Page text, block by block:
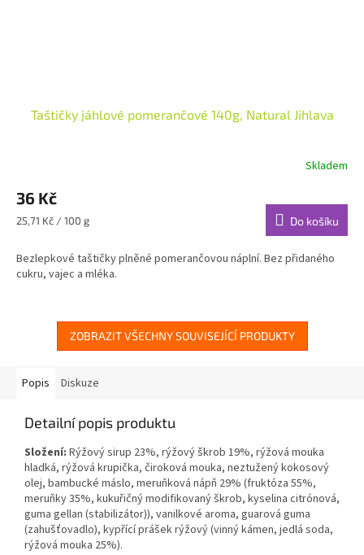
Taštičky jáhlové pomerančové 140g, Natural Jihlava
Skladem
36 Kč
Měrná
25,71 Kč / 100 g Do košíku
Bezlepkové taštičky plněné pomerančovou náplní. Bez přidaného
cukru, vajec a mléka.
ZOBRAZIT VŠECHNY SOUVISEJÍCÍ PRODUKTY
Popis Diskuze
Detailní popis produktu
Složení: Rýžový sirup 23%, rýžový škrob 19%, rýžová mouka
hladká, rýžová krupička, čiroková mouka, neztužený kokosový
olej, bambucké máslo, meruňková nápň 29% (fruktóza 55%,
meruňky 35%, kukuřičný modifikovaný škrob, kyselina citrónová,
guma gellan (stabilizátor)), vanilkové aroma, guarová guma
(zahušťovadlo), kypřící prášek rýžový (vinný kámen, jedlá soda,
rýžová mouka 25%).